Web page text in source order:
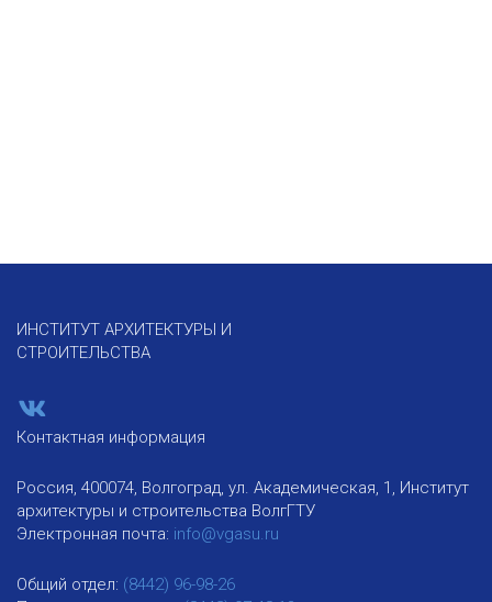
ИНСТИТУТ АРХИТЕКТУРЫ И
СТРОИТЕЛЬСТВА
Контактная информация
Россия, 400074, Волгоград, ул. Академическая, 1, Институт
архитектуры и строительства ВолгГТУ
Электронная почта: info@vgasu.ru
Общий отдел: (8442) 96-98-26